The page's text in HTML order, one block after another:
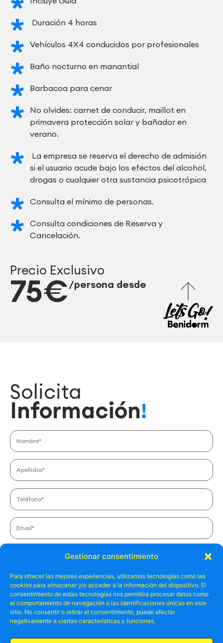
Gestionar consentimiento
Para ofrecer las mejores experiencias, utilizamos tecnologías como las
cookies para almacenar y/o acceder a la información del dispositivo. El
consentimiento de estas tecnologías nos permitirá procesar datos como
el comportamiento de navegación o las identificaciones únicas en este
sitio. No consentir o retirar el consentimiento, puede afectar
negativamente a ciertas características y funciones.
Duración 4 horas
Vehículos 4X4 conducidos por profesionales
Baño nocturno en manantial
Barbacoa para cenar
No olvides: carnet de conducir, maillot en
primavera protección solar y bañador en
verano.
La empresa se reserva el derecho de admisión
si el usuario acude bajo los efectos del alcohol,
drogas o cualquier otra sustancia psicotrópica
Consulta el mínimo de personas.
Consulta condiciones de Reserva y
Cancelación.
Precio Exclusivo
75€/persona desde
Solicita
Información!
Fecha prevista para realizar la actividad